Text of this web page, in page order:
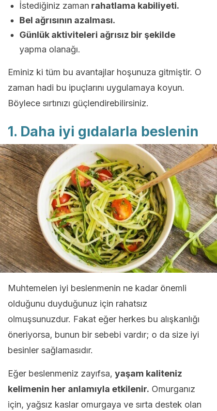
İstediğiniz zaman rahatlama kabiliyeti.
Bel ağrısının azalması.
Günlük aktiviteleri ağrısız bir şekilde
yapma olanağı.
Eminiz ki tüm bu avantajlar hoşunuza gitmiştir. O
zaman hadi bu ipuçlarını uygulamaya koyun.
Böylece sırtınızı güçlendirebilirsiniz.
1. Daha iyi gıdalarla beslenin
Muhtemelen iyi beslenmenin ne kadar önemli
olduğunu duyduğunuz için rahatsız
olmuşsunuzdur. Fakat eğer herkes bu alışkanlığı
öneriyorsa, bunun bir sebebi vardır; o da size iyi
besinler sağlamasıdır.
Eğer beslenmeniz zayıfsa, yaşam kaliteniz
kelimenin her anlamıyla etkilenir. Omurganız
için, yağsız kaslar omurgaya ve sırta destek olan